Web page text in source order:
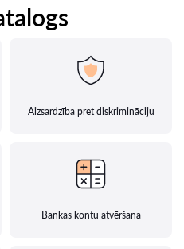
Aizsardzība pret diskrimināciju
Bankas kontu atvēršana